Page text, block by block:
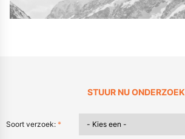
STUUR NU ONDERZOEK
Soort verzoek: *